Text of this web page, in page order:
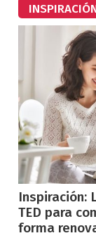
Inspiración:
TED para
forma